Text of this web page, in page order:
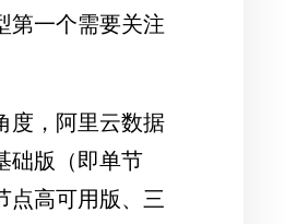
第一个需要关注
度，阿里云数据
础版（即单节
点高可用版、三